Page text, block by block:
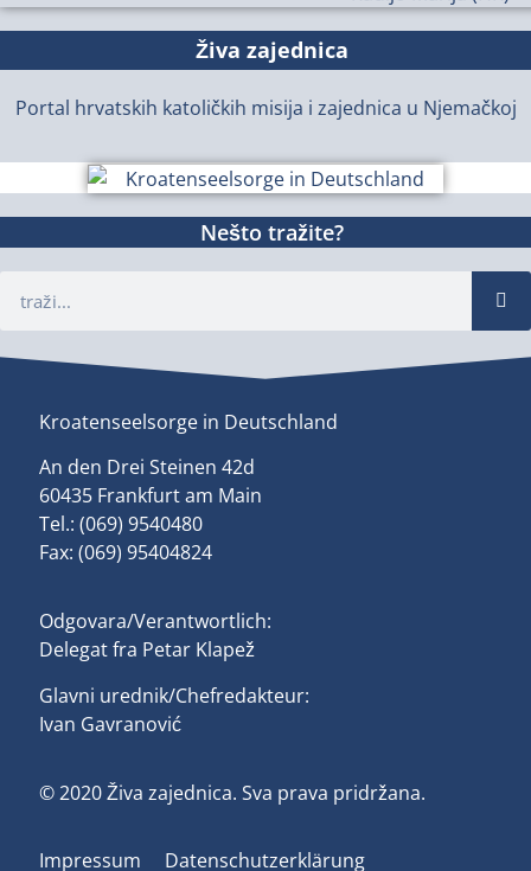
Živa zajednica
Portal hrvatskih katoličkih misija i zajednica u Njemačkoj
Nešto tražite?
Kroatenseelsorge in Deutschland
An den Drei Steinen 42d
60435 Frankfurt am Main
Tel.: (069) 9540480
Fax: (069) 95404824
Odgovara/Verantwortlich:
Delegat fra Petar Klapež
Glavni urednik/Chefredakteur:
Ivan Gavranović
© 2020 Živa zajednica. Sva prava pridržana.
Impressum
Datenschutzerklärung